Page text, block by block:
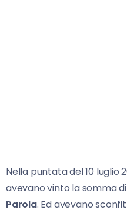
Nella puntata del 10 luglio
avevano vinto la somma di
Parola. Ed avevano